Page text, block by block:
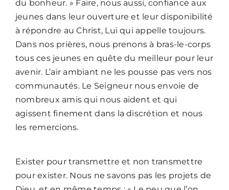
du bonheur. » Faire, nous aussi, confiance aux
jeunes dans leur ouverture et leur disponibilité
à répondre au Christ, Lui qui appelle toujours.
Dans nos prières, nous prenons à bras-le-corps
tous ces jeunes en quête du meilleur pour leur
avenir. L’air ambiant ne les pousse pas vers nos
communautés. Le Seigneur nous envoie de
nombreux amis qui nous aident et qui
agissent finement dans la discrétion et nous
les remercions.
Exister pour transmettre et non transmettre
pour exister. Nous ne savons pas les projets de